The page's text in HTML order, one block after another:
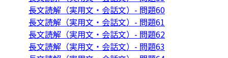
長文読解（実用文・会話文）- 問題60
長文読解（実用文・会話文）- 問題61
長文読解（実用文・会話文）- 問題62
長文読解（実用文・会話文）- 問題63